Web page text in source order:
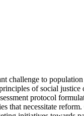
challenge to
of social
protocol
necessitate